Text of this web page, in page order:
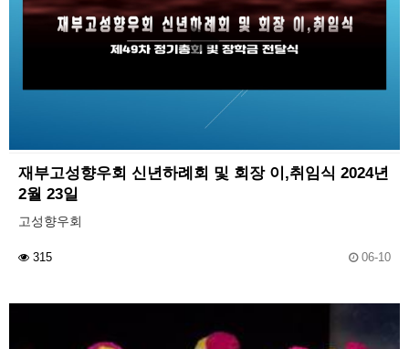
재부고성향우회 신년하례회 및 회장 이,취임식 2024년
2월 23일
고성향우회
315 06-10